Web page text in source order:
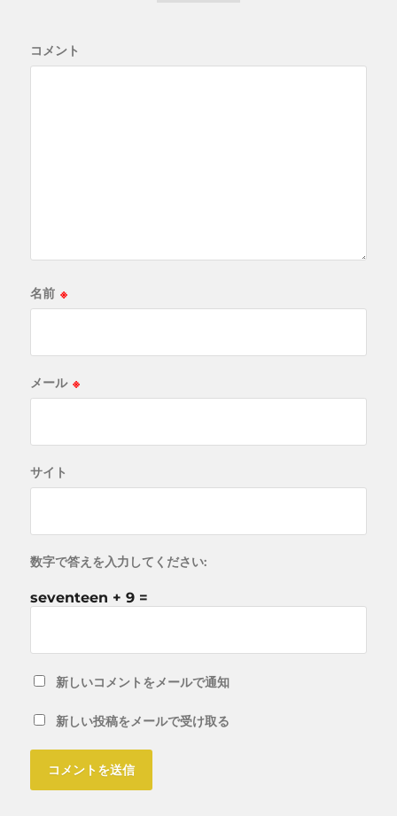
コメント
名前 ※
メール ※
サイト
数字で答えを入力してください:
seventeen + 9 =
新しいコメントをメールで通知
新しい投稿をメールで受け取る